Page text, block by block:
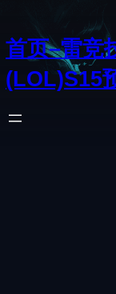
首页–雷竞
(LOL)S15